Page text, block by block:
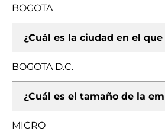
BOGOTA
¿Cuál es la ciudad en el
BOGOTA D.C.
¿Cuál es el tamaño de la
MICRO